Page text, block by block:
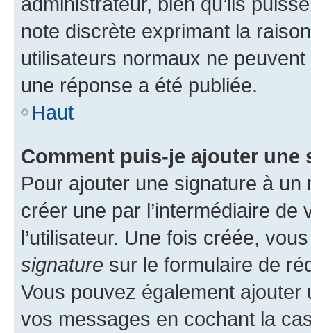
note discrète exprimant la
utilisateurs normaux ne
une réponse a été publiée.
Haut
Comment puis-je ajouter une
Pour ajouter une signature à un
créer une par l’intermédiaire
l’utilisateur. Une fois créée,
signature sur le formulaire de
Vous pouvez également
vos messages en cochant la